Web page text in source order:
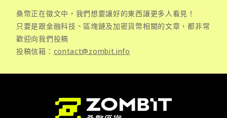
桑幣正在徵文中，我們想要讓好的東西讓更多人看見！
只要是跟金融科技、區塊鏈及加密貨幣相關的文章，都非常
歡迎向我們投稿
投稿信箱： contact@zombit.info